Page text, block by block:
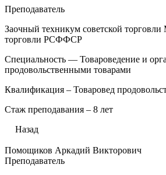
Преподаватель
Заочный техникум советской торговли
торговли РСФФСР
Специальность — Товароведение и
продовольственными товарами
Квалификация – Товаровед
Стаж преподавания – 8 лет
Назад
Помощиков Аркадий Викторович
Преподаватель